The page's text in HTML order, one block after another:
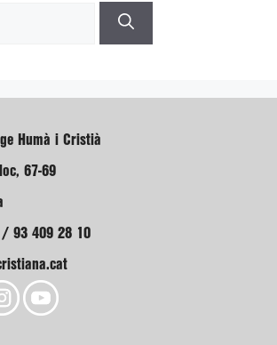
Humà i Cristià
67-69
/ 93 409 28 10